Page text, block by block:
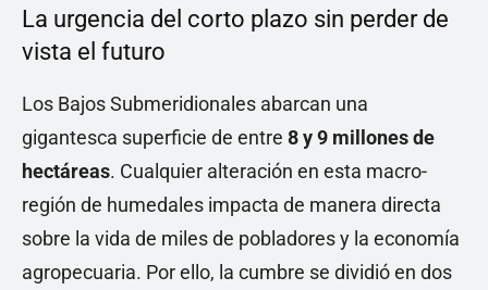
La urgencia del corto plazo sin perder de
vista el futuro
Los Bajos Submeridionales abarcan una
gigantesca superficie de entre 8 y 9 millones de
hectáreas. Cualquier alteración en esta macro-
región de humedales impacta de manera directa
sobre la vida de miles de pobladores y la economía
agropecuaria. Por ello, la cumbre se dividió en dos